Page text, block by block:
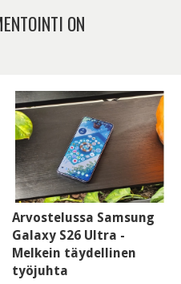
ON
Arvostelussa Samsung
Galaxy S26 Ultra -
Melkein täydellinen
työjuhta